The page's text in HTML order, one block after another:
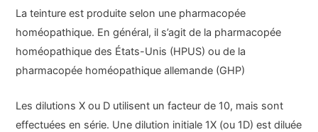
La teinture est produite selon une pharmacopée
homéopathique. En général, il s’agit de la pharmacopée
homéopathique des États-Unis (HPUS) ou de la
pharmacopée homéopathique allemande (GHP)
Les dilutions X ou D utilisent un facteur de 10, mais sont
effectuées en série. Une dilution initiale 1X (ou 1D) est diluée